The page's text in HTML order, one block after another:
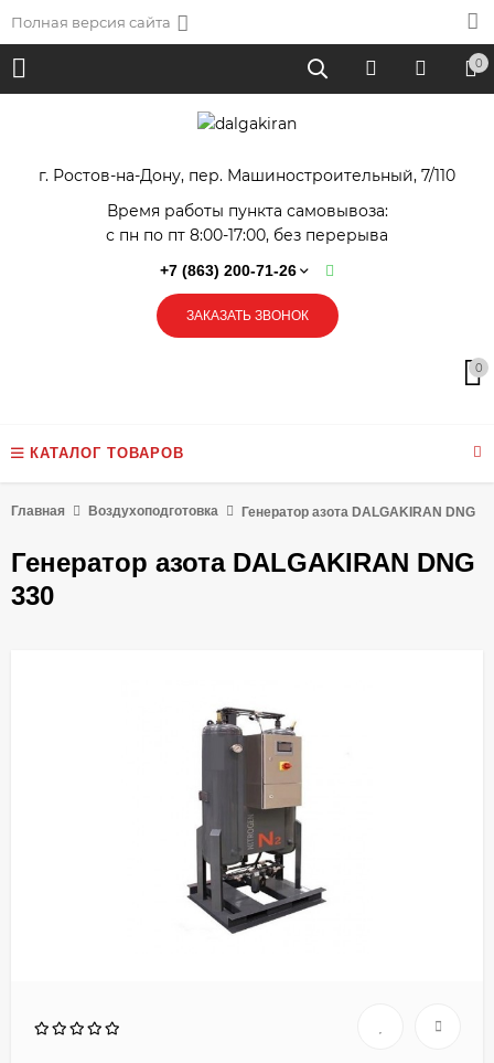
Полная версия сайта
0
г. Ростов-на-Дону, пер. Машиностроительный, 7/110
Время работы пункта самовывоза:
с пн по пт 8:00-17:00, без перерыва
+7 (863) 200-71-26
ЗАКАЗАТЬ ЗВОНОК
0
КАТАЛОГ ТОВАРОВ
Главная Воздухоподготовка Генератор азота DALGAKIRAN DNG
Генератор азота DALGAKIRAN DNG
330